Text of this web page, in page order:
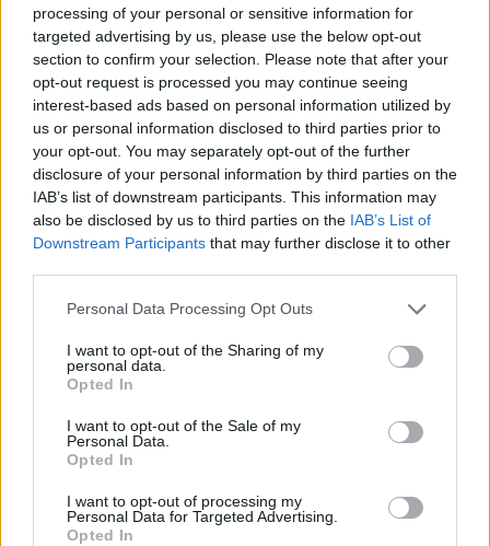
processing of your personal or sensitive information for
targeted advertising by us, please use the below opt-out
section to confirm your selection. Please note that after your
opt-out request is processed you may continue seeing
interest-based ads based on personal information utilized by
us or personal information disclosed to third parties prior to
your opt-out. You may separately opt-out of the further
disclosure of your personal information by third parties on the
IAB’s list of downstream participants. This information may
also be disclosed by us to third parties on the IAB’s List of
Downstream Participants that may further disclose it to other
Personal Data Processing Opt Outs
I want to opt-out of the Sharing of my
personal data.
Opted In
I want to opt-out of the Sale of my
Personal Data.
Opted In
I want to opt-out of processing my
Personal Data for Targeted Advertising.
Opted In
Hasznos
Impresszum
Szerzői jogok
Adatvédelmi tájékoztató
Cookie-kezelési tájékoztató
Hozzászólási szabályzat
Nyomtatott lapjaink archívuma
Székely Hírmondó archívuma
Sütibeállítások
Médiatér